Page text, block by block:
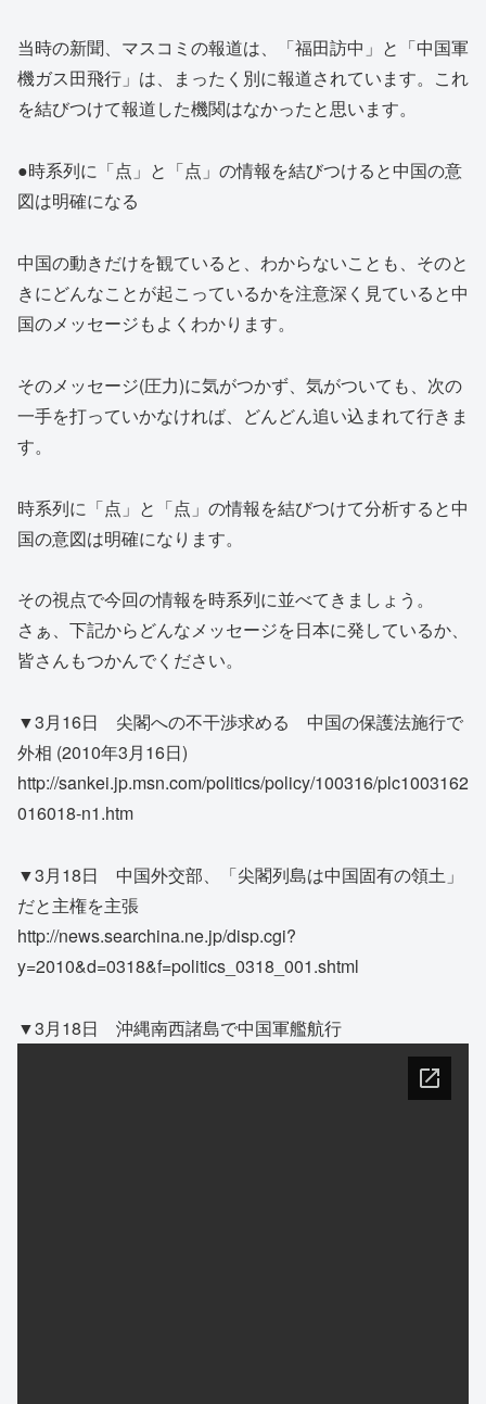
当時の新聞、マスコミの報道は、「福田訪中」と「中国軍
機ガス田飛行」は、まったく別に報道されています。これ
を結びつけて報道した機関はなかったと思います。
●時系列に「点」と「点」の情報を結びつけると中国の意
図は明確になる
中国の動きだけを観ていると、わからないことも、そのと
きにどんなことが起こっているかを注意深く見ていると中
国のメッセージもよくわかります。
そのメッセージ(圧力)に気がつかず、気がついても、次の
一手を打っていかなければ、どんどん追い込まれて行きま
す。
時系列に「点」と「点」の情報を結びつけて分析すると中
国の意図は明確になります。
その視点で今回の情報を時系列に並べてきましょう。
さぁ、下記からどんなメッセージを日本に発しているか、
皆さんもつかんでください。
▼3月16日 尖閣への不干渉求める 中国の保護法施行で
外相 (2010年3月16日)
http://sankei.jp.msn.com/politics/policy/100316/plc1003162
016018-n1.htm
▼3月18日 中国外交部、「尖閣列島は中国固有の領土」
だと主権を主張
http://news.searchina.ne.jp/disp.cgi?
y=2010&d=0318&f=politics_0318_001.shtml
▼3月18日 沖縄南西諸島で中国軍艦航行